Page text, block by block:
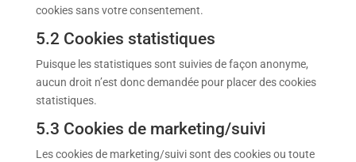
cookies sans votre consentement.
5.2 Cookies statistiques
Puisque les statistiques sont suivies de façon anonyme,
aucun droit n’est donc demandée pour placer des cookies
statistiques.
5.3 Cookies de marketing/suivi
Les cookies de marketing/suivi sont des cookies ou toute